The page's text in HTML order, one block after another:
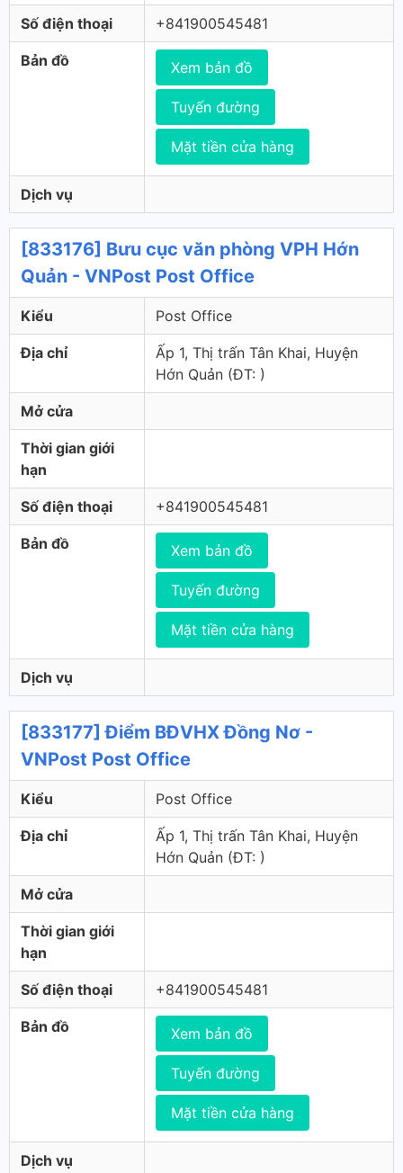
Số điện thoại +841900545481
Bản đồ Xem bản đồ
Tuyến đường
Mặt tiền cửa hàng
Dịch vụ
[833176] Bưu cục văn phòng VPH Hớn
Quản - VNPost Post Office
Kiểu Post Office
Địa chỉ
Ấp 1, Thị trấn Tân Khai, Huyện
Hớn Quản (ÐT: )
Mở cửa
Thời gian giới
hạn
Số điện thoại +841900545481
Bản đồ Xem bản đồ
Tuyến đường
Mặt tiền cửa hàng
Dịch vụ
[833177] Điểm BĐVHX Đồng Nơ -
VNPost Post Office
Kiểu Post Office
Địa chỉ
Ấp 1, Thị trấn Tân Khai, Huyện
Hớn Quản (ÐT: )
Mở cửa
Thời gian giới
hạn
Số điện thoại +841900545481
Bản đồ Xem bản đồ
Tuyến đường
Mặt tiền cửa hàng
Dịch vụ